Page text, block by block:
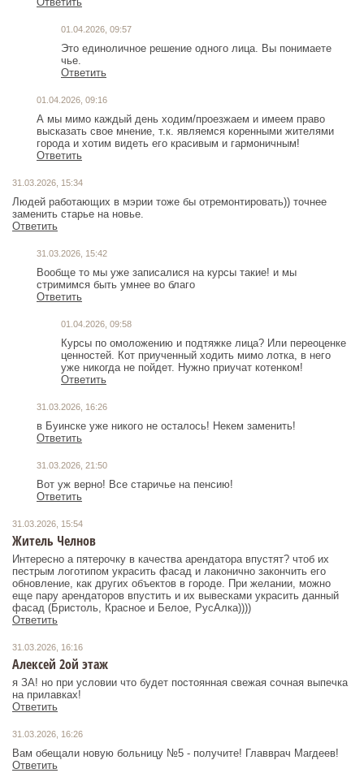
01.04.2026, 09:57
Это единоличное решение одного лица. Вы понимаете
чье.
Ответить
01.04.2026, 09:16
А мы мимо каждый день ходим/проезжаем и имеем право
высказать свое мнение, т.к. являемся коренными жителями
города и хотим видеть его красивым и гармоничным!
Ответить
31.03.2026, 15:34
Людей работающих в мэрии тоже бы отремонтировать)) точнее
заменить старье на новье.
Ответить
31.03.2026, 15:42
Вообще то мы уже записалися на курсы такие! и мы
стримимся быть умнее во благо
Ответить
01.04.2026, 09:58
Курсы по омоложению и подтяжке лица? Или переоценке
ценностей. Кот приученный ходить мимо лотка, в него
уже никогда не пойдет. Нужно приучат котенком!
Ответить
31.03.2026, 16:26
в Буинске уже никого не осталось! Некем заменить!
Ответить
31.03.2026, 21:50
Вот уж верно! Все старичье на пенсию!
Ответить
31.03.2026, 15:54
Житель Челнов
Интересно а пятерочку в качества арендатора впустят? чтоб их
пестрым логотипом украсить фасад и лаконично закончить его
обновление, как других объектов в городе. При желании, можно
еще пару арендаторов впустить и их вывесками украсить данный
фасад (Бристоль, Красное и Белое, РусАлка))))
Ответить
31.03.2026, 16:16
Алексей 2ой этаж
я ЗА! но при условии что будет постоянная свежая сочная выпечка
на прилавках!
Ответить
31.03.2026, 16:26
Вам обещали новую больницу №5 - получите! Главврач Магдеев!
Ответить